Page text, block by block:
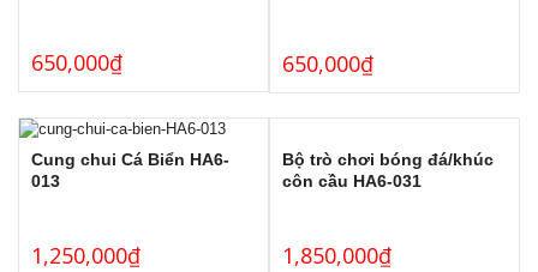
650,000₫ 650,000₫
Cung chui Cá Biển HA6-
013
1,250,000₫
Bộ trò chơi bóng đá/khúc
côn cầu HA6-031
1,850,000₫